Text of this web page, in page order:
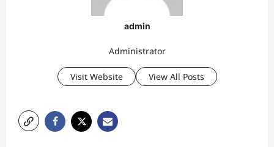
admin
Administrator
Visit Website View All Posts